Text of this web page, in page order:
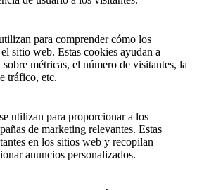
para comprender cómo los
sitio web. Estas cookies ayudan a
métricas, el número de visitantes, la
tráfico, etc.
utilizan para proporcionar a los
de marketing relevantes. Estas
en los sitios web y recopilan
anuncios personalizados.